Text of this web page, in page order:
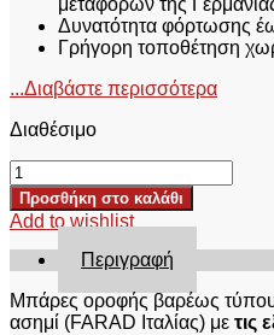
μεταφορών της
Δυνατότητα φόρτωσης
Γρήγορη τοποθέτηση
...Διαβάστε περισσότερα
Διαθέσιμο
ΜΠΑΡΕΣ
ΟΡΟΦΗΣ
FARAD
BM
055
BMW
X1
2009-
Προσθήκη στο καλάθι
Add to wishlist
Περιγραφή
Mπάρες οροφής βαρέως τύπου
ασημί (FARAD Ιταλίας) με τις